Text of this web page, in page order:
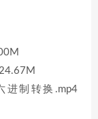
进制转换.mp4